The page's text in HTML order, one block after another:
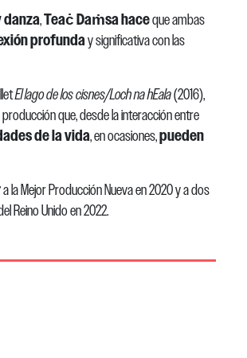
,TeaċDaṁsa haceque ambas
profunday significativa con las
El lago de los cisnes/LochnahEala(2016),
producción que, desde la interacción entre
de la vida, en ocasiones,pueden
a la Mejor Producción Nueva en 2020 y a dos
Reino Unido en 2022.